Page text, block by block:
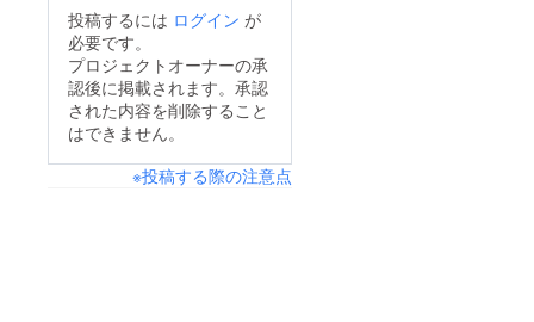
です。 スピーカーに
与えられた時間は平等
に皆わずか２分！史上
最短スピーチでした！
この短い２分間で私が
選んだトークテーマは
「なぜAmoRideを創っ
http://seedtree.media/
2017/06/11/amoride/
投稿するには ログイン が
必要です。
プロジェクトオーナーの承
認後に掲載されます。承認
された内容を削除すること
はできません。
※投稿する際の注意点